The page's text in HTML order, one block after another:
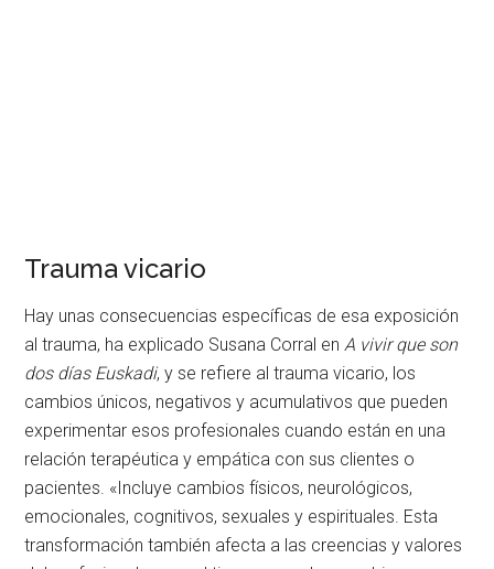
Trauma vicario
Hay unas consecuencias específicas de esa exposición
al trauma, ha explicado Susana Corral en A vivir que son
dos días Euskadi, y se refiere al trauma vicario, los
cambios únicos, negativos y acumulativos que pueden
experimentar esos profesionales cuando están en una
relación terapéutica y empática con sus clientes o
pacientes. «Incluye cambios físicos, neurológicos,
emocionales, cognitivos, sexuales y espirituales. Esta
transformación también afecta a las creencias y valores